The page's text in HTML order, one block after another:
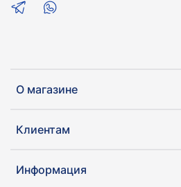
О магазине
Клиентам
Информация